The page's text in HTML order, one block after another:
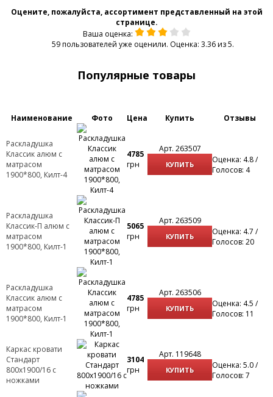
Оцените, пожалуйста, ассортимент представленный на этой
странице.
Ваша оценка:
59 пользователей уже оценили. Оценка: 3.36 из 5.
Популярные товары
Наименование Фото Цена Купить Отзывы
Раскладушка
Классик алюм с
матрасом
1900*800, Килт-4
4785
грн
Арт. 263507
КУПИТЬ
Оценка: 4.8 /
Голосов: 4
Раскладушка
Классик-П алюм с
матрасом
1900*800, Килт-1
5065
грн
Арт. 263509
КУПИТЬ
Оценка: 4.7 /
Голосов: 20
Раскладушка
Классик алюм с
матрасом
1900*800, Килт-1
4785
грн
Арт. 263506
КУПИТЬ
Оценка: 4.5 /
Голосов: 11
Каркас кровати
Стандарт
800х1900/16 с
ножками
3104
грн
Арт. 119648
КУПИТЬ
Оценка: 5.0 /
Голосов: 7